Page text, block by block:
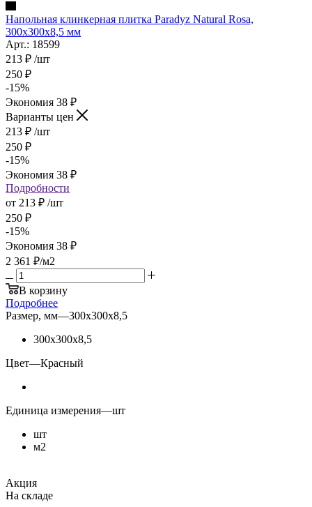
Напольная клинкерная плитка Paradyz Natural Rosa,
300x300x8,5 мм
Арт.: 18599
213 ₽ /шт
250 ₽
-15%
Экономия 38 ₽
Варианты цен
213 ₽ /шт
250 ₽
-15%
Экономия 38 ₽
Подробности
от 213 ₽ /шт
250 ₽
-15%
Экономия 38 ₽
2 361 ₽/м2
В корзину
Подробнее
Размер, мм—300х300х8,5
300х300х8,5
Цвет—Красный
Единица измерения—шт
шт
м2
Акция
На складе